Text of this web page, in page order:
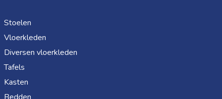
Stoelen
Vloerkleden
Diversen vloerkleden
Tafels
Kasten